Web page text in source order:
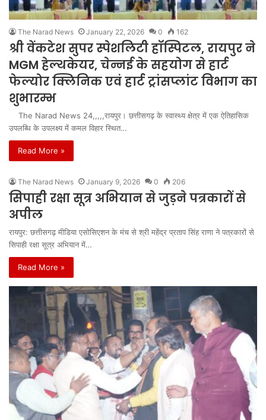
The Narad News January 22, 2026 0 162
श्री वेंकटेश सुपर स्पेशलिटी हॉस्पिटल, रायपुर ने
MGM हेल्थकेयर, चेन्नई के सहयोग से हार्ट
फेल्योर क्लिनिक एवं हार्ट ट्रांसप्लांट विभाग का
शुभारम्भ
The Narad News 24,,,,,रायपुर। छत्तीसगढ़ के स्वास्थ्य क्षेत्र में एक ऐतिहासिक
उपलब्धि के उपलक्ष्य में कमल विहार स्थित…
Read More »
The Narad News January 9, 2026 0 206
सिपाही रक्षा सूत्र अभियान से जुड़ने पत्रकारों से
अपील
रायपुर: छत्तीसगढ़ मीडिया एसोसिएशन के मंच से श्री महेंद्र प्रताप सिंह राणा ने पत्रकारों से
सिपाही रक्षा सूत्र अभियान में…
Read More »